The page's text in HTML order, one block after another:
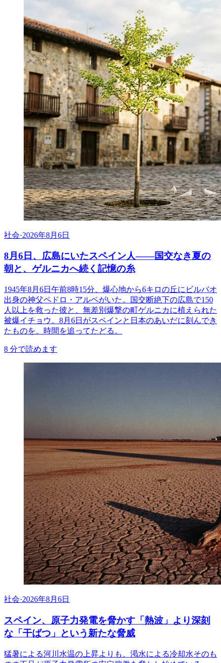
社会·2026年8月6日
8月6日、広島にいたスペイン人――国交なき夏の
朝と、ゲルニカへ続く記憶の糸
1945年8月6日午前8時15分、爆心地から6キロの丘にビルバオ
出身の神父ペドロ・アルペがいた。国交断絶下の広島で150
人以上を救った彼と、無差別爆撃の町ゲルニカに植えられた
被爆イチョウ。8月6日がスペインと日本のあいだに刻んでき
たものを、時間を追ってたどる。
8 分で読めます
社会·2026年8月6日
スペイン、原子力発電を脅かす「熱波」より深刻
な「干ばつ」という新たな脅威
猛暑による河川水温の上昇よりも、渇水による冷却水そのも